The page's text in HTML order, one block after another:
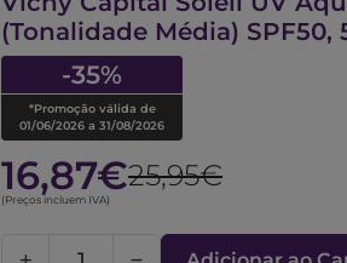
(Tonalidade Média) SPF50,
-35%
*Promoção válida de
01/06/2026 a 31/08/2026
16,87€25,95€
(Preços incluem IVA)